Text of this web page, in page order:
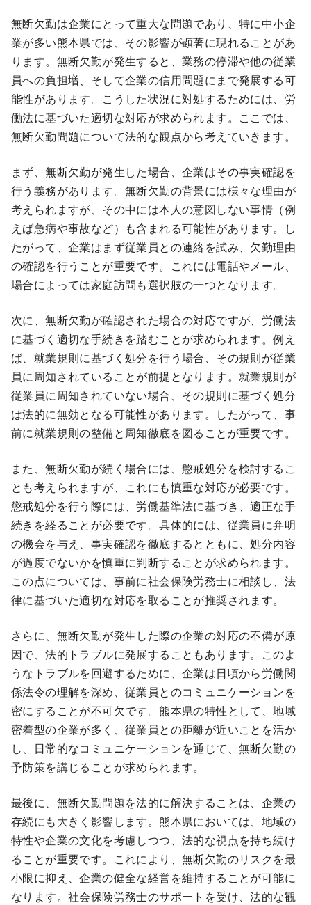
無断欠勤は企業にとって重大な問題であり、特に中小企
業が多い熊本県では、その影響が顕著に現れることがあ
ります。無断欠勤が発生すると、業務の停滞や他の従業
員への負担増、そして企業の信用問題にまで発展する可
能性があります。こうした状況に対処するためには、労
働法に基づいた適切な対応が求められます。ここでは、
無断欠勤問題について法的な観点から考えていきます。
まず、無断欠勤が発生した場合、企業はその事実確認を
行う義務があります。無断欠勤の背景には様々な理由が
考えられますが、その中には本人の意図しない事情（例
えば急病や事故など）も含まれる可能性があります。し
たがって、企業はまず従業員との連絡を試み、欠勤理由
の確認を行うことが重要です。これには電話やメール、
場合によっては家庭訪問も選択肢の一つとなります。
次に、無断欠勤が確認された場合の対応ですが、労働法
に基づく適切な手続きを踏むことが求められます。例え
ば、就業規則に基づく処分を行う場合、その規則が従業
員に周知されていることが前提となります。就業規則が
従業員に周知されていない場合、その規則に基づく処分
は法的に無効となる可能性があります。したがって、事
前に就業規則の整備と周知徹底を図ることが重要です。
また、無断欠勤が続く場合には、懲戒処分を検討するこ
とも考えられますが、これにも慎重な対応が必要です。
懲戒処分を行う際には、労働基準法に基づき、適正な手
続きを経ることが必要です。具体的には、従業員に弁明
の機会を与え、事実確認を徹底するとともに、処分内容
が過度でないかを慎重に判断することが求められます。
この点については、事前に社会保険労務士に相談し、法
律に基づいた適切な対応を取ることが推奨されます。
さらに、無断欠勤が発生した際の企業の対応の不備が原
因で、法的トラブルに発展することもあります。このよ
うなトラブルを回避するために、企業は日頃から労働関
係法令の理解を深め、従業員とのコミュニケーションを
密にすることが不可欠です。熊本県の特性として、地域
密着型の企業が多く、従業員との距離が近いことを活か
し、日常的なコミュニケーションを通じて、無断欠勤の
予防策を講じることが求められます。
最後に、無断欠勤問題を法的に解決することは、企業の
存続にも大きく影響します。熊本県においては、地域の
特性や企業の文化を考慮しつつ、法的な視点を持ち続け
ることが重要です。これにより、無断欠勤のリスクを最
小限に抑え、企業の健全な経営を維持することが可能に
なります。社会保険労務士のサポートを受け、法的な観